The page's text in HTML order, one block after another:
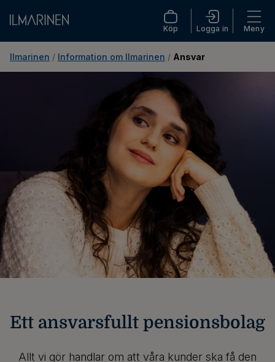
Köp Logga in Meny
Ilmarinen / Information om Ilmarinen / Ansvar
Ett ansvarsfullt pensionsbolag
Allt vi gör handlar om att våra kunder ska få den